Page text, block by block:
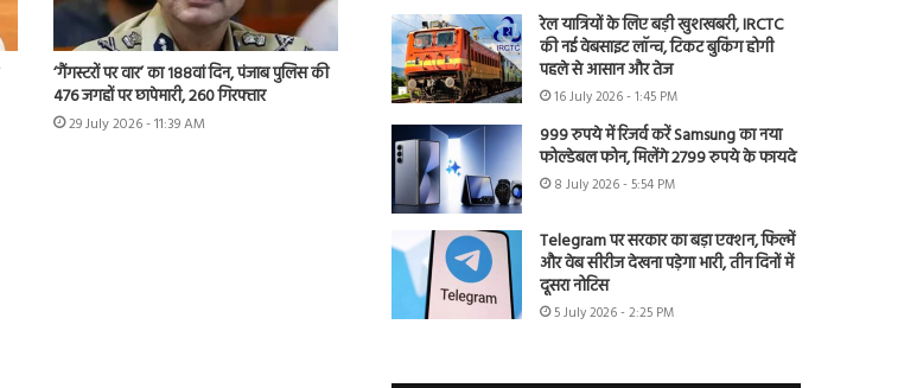
‘गैंगस्टरों पर वार’ का 188वां दिन, पंजाब पुलिस की
476 जगहों पर छापेमारी, 260 गिरफ्तार
29 July 2026 - 11:39 AM
रेल यात्रियों के लिए बड़ी खुशखबरी, IRCTC
की नई वेबसाइट लॉन्च, टिकट बुकिंग होगी
पहले से आसान और तेज
16 July 2026 - 1:45 PM
999 रुपये में रिजर्व करें Samsung का नया
फोल्डेबल फोन, मिलेंगे 2799 रुपये के फायदे
8 July 2026 - 5:54 PM
Telegram पर सरकार का बड़ा एक्शन, फिल्में
और वेब सीरीज देखना पड़ेगा भारी, तीन दिनों में
दूसरा नोटिस
5 July 2026 - 2:25 PM